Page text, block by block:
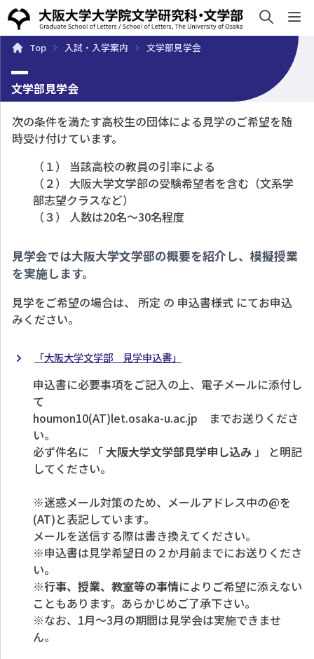
概要 学部・大学院 キャンパスライフ 入試・入学案
Top 入試・入学案内 文学部見学会
文学部見学会
次の条件を満たす高校生の団体による見学のご希望を随
時受け付けています。
（１） 当該高校の教員の引率による
（２） 大阪大学文学部の受験希望者を含む（文系学
部志望クラスなど）
（３） 人数は20名～30名程度
見学会では大阪大学文学部の概要を紹介し、模擬授業
を実施します。
見学をご希望の場合は、 所定 の 申込書様式 にてお申込
みください。
「大阪大学文学部 見学申込書」
申込書に必要事項をご記入の上、電子メールに添付し
て
houmon10(AT)let.osaka-u.ac.jp までお送りくださ
い。
必ず件名に
「 大阪大学文学部見学申し込み」
と明記
してください。
※迷惑メール対策のため、メールアドレス中の@を
(AT)と表記しています。
メールを送信する際は書き換えてください。
※申込書は見学希望日の２か月前までにお送りくださ
い。
※行事、授業、教室等の事情によりご希望に添えない
こともあります。あらかじめご了承下さい。
※なお、1月～3月の期間は見学会は実施できませ
ん。